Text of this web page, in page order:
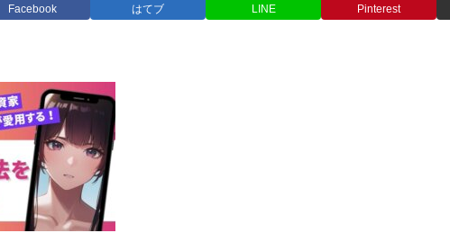
Facebook はてブ LINE Pinterest